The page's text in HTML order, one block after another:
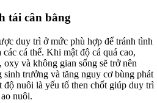
tái cân bằng
duy trì ở mức phù hợp để tránh tình
cá thể. Khi mật độ cá quá cao,
và không gian sống sẽ trở nên
sinh trưởng và tăng nguy cơ bùng phát
độ nuôi là yếu tố then chốt giúp duy trì
nuôi.